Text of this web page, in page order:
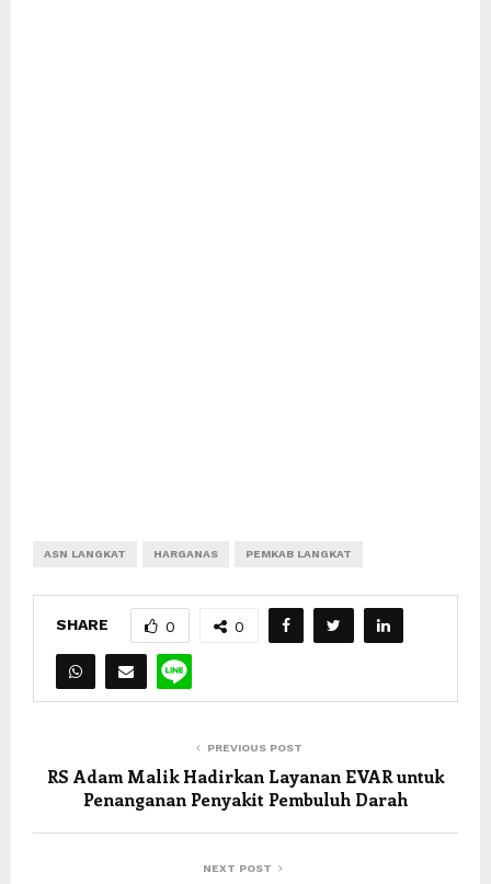
ASN LANGKAT HARGANAS PEMKAB LANGKAT
SHARE 0 0
PREVIOUS POST
RS Adam Malik Hadirkan Layanan EVAR untuk
Penanganan Penyakit Pembuluh Darah
NEXT POST